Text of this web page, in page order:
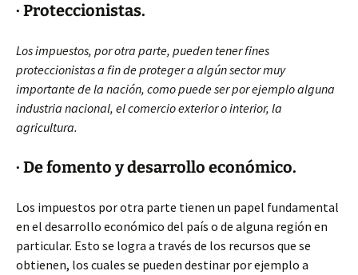
· Proteccionistas.
Los impuestos, por otra parte, pueden tener fines
proteccionistas a fin de proteger a algún sector muy
importante de la nación, como puede ser por ejemplo alguna
industria nacional, el comercio exterior o interior, la
agricultura.
· De fomento y desarrollo económico.
Los impuestos por otra parte tienen un papel fundamental
en el desarrollo económico del país o de alguna región en
particular. Esto se logra a través de los recursos que se
obtienen, los cuales se pueden destinar por ejemplo a